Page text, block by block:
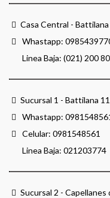
Casa Central -
Whastapp:
Linea Baja: (021) 200
Sucursal 1 - Battilana
Whastapp:
Celular: 0981548561
Linea Baja: 021203774
Sucursal 2 - Capellanes